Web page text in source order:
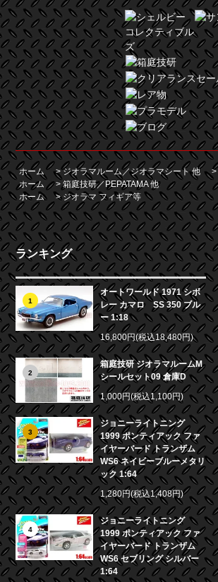
ホーム >ジオラマルーム／ジオラマシート 他 >
ホーム
>箱庭技研／PEPATAMA 他
ホーム
>ジオラマ フィギア等
ランキング
1
オートワールド 1971 シボ
レー カマロ SS 350 ブル
ー 1:18
16,800円(税込18,480円)
2
箱庭技研 ジオラマルームM
シールセット09 倉庫D
1,000円(税込1,100円)
3
ジョニーライトニング
1999 ポンティアック ファ
イヤーバード トランザム
WS6 ネイビーブルーメタリ
ック 1:64
1,280円(税込1,408円)
4
ジョニーライトニング
1999 ポンティアック ファ
イヤーバード トランザム
WS6 セブリング シルバー
1:64